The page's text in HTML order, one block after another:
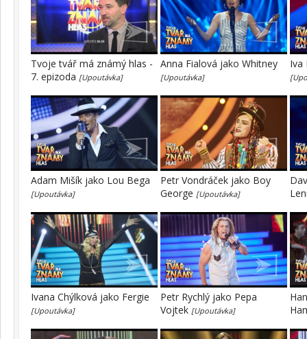
Tvoje tvář má známý hlas -
7. epizoda [Upoutávka]
Anna Fialová jako Whitney
[Upoutávka]
Iva
Adam Mišík jako Lou Bega
[Upoutávka]
Petr Vondráček jako Boy
George [Upoutávka]
Ivana Chýlková jako Fergie
[Upoutávka]
Petr Rychlý jako Pepa
Vojtek [Upoutávka]